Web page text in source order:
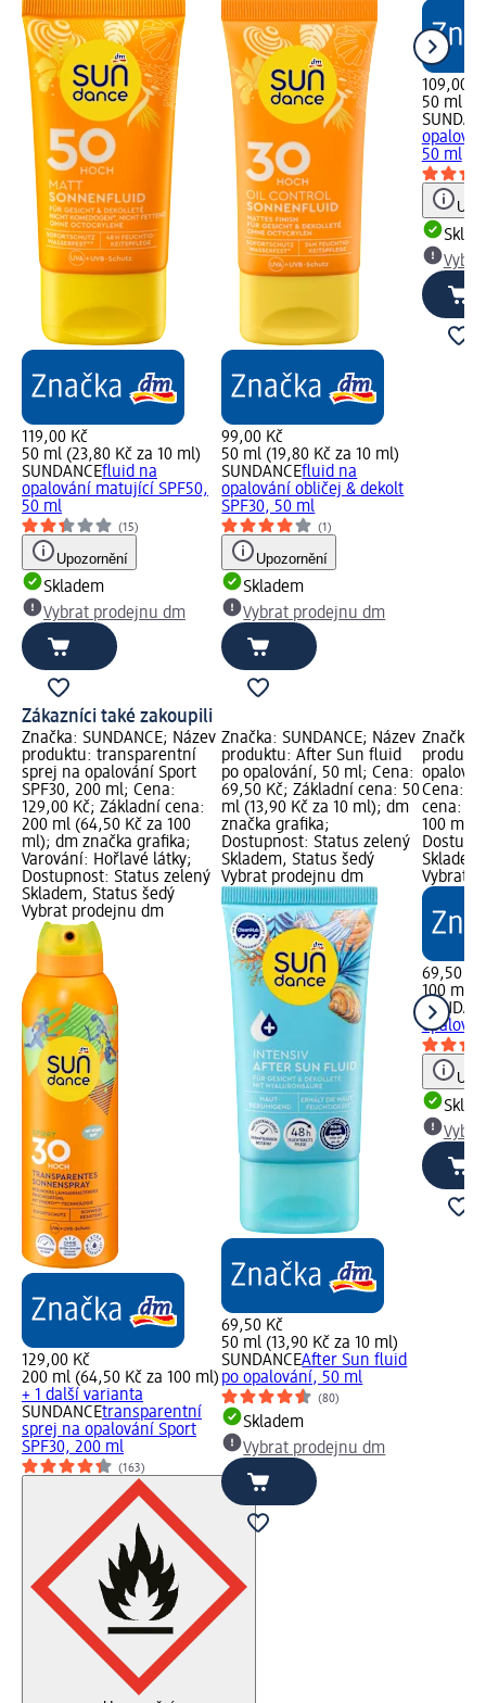
119,00 Kč
50 ml (23,80 Kč za 10 ml)
SUNDANCEfluid na
opalování matující SPF50,
50 ml
(15)
Upozornění
Skladem
Vybrat prodejnu dm
99,00 Kč
50 ml (19,80 Kč za 10 ml)
SUNDANCEfluid na
opalování obličej & dekolt
SPF30, 50 ml
(1)
Upozornění
Skladem
Vybrat prodejnu dm
109,00
50 ml
50 ml
Zákazníci také zakoupili
Značka: SUNDANCE; Název
produktu: transparentní
sprej na opalování Sport
SPF30, 200 ml; Cena:
129,00 Kč; Základní cena:
200 ml (64,50 Kč za 100
ml); dm značka grafika;
Varování: Hořlavé látky;
Dostupnost: Status zelený
Skladem, Status šedý
Vybrat prodejnu dm
129,00 Kč
200 ml (64,50 Kč za 100 ml)
+ 1 další varianta
SUNDANCEtransparentní
sprej na opalování Sport
SPF30, 200 ml
(163)
Značka: SUNDANCE; Název
produktu: After Sun fluid
po opalování, 50 ml; Cena:
69,50 Kč; Základní cena: 50
ml (13,90 Kč za 10 ml); dm
značka grafika;
Dostupnost: Status zelený
Skladem, Status šedý
Vybrat prodejnu dm
69,50 Kč
50 ml (13,90 Kč za 10 ml)
SUNDANCEAfter Sun fluid
po opalování, 50 ml
(80)
Skladem
Vybrat prodejnu dm
Značka:
Cena:
cena:
100 ml);
Vybrat
69,50 Kč
100 ml